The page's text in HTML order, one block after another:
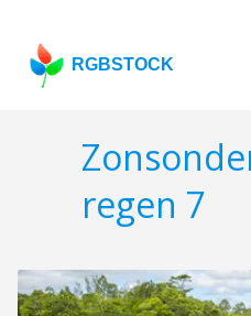
RGBSTOCK
regen 7